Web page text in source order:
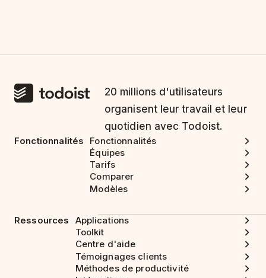
20 millions d'utilisateurs
organisent leur travail et leur
quotidien avec Todoist.
Fonctionnalités
Fonctionnalités
Équipes
Tarifs
Comparer
Modèles
Ressources
Applications
Toolkit
Centre d'aide
Témoignages clients
Méthodes de productivité